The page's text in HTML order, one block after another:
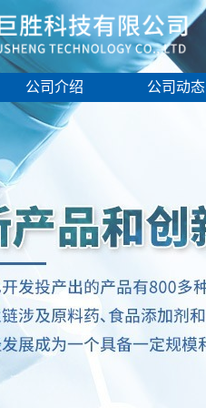
公司介绍 公司动态